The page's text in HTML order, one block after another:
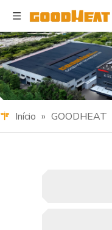
Início » GOODHEAT